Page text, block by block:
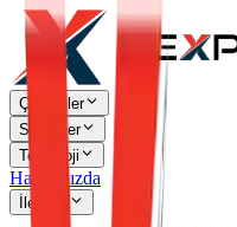
Çözümler
Sektörler
Teknoloji
Hakkımızda
İletişim